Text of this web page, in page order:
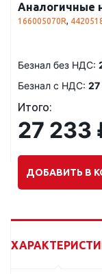
Аналогичные
166005070R,
Безнал без НДС:
Безнал с НДС: 27
Итого:
27 233
ДОБАВИТЬ В